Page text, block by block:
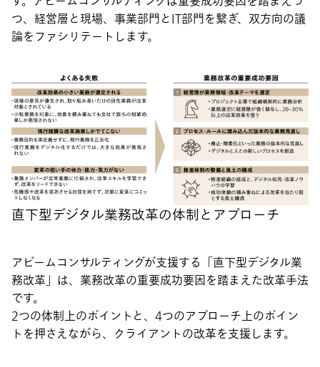
つ、経営層と現場、事業部門とIT部門を繋ぎ、双方向の議
論をファシリテートします。
直下型デジタル業務改革の体制とアプローチ
アビームコンサルティングが支援する「直下型デジタル業
務改革」は、業務改革の重要成功要因を踏まえた改革手法
です。
2つの体制上のポイントと、4つのアプローチ上のポイン
トを押さえながら、クライアントの改革を支援します。